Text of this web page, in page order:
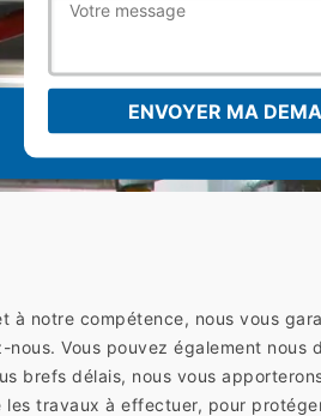
à notre compétence, nous vous
Vous pouvez également nous
brefs délais, nous vous
les travaux à effectuer, pour